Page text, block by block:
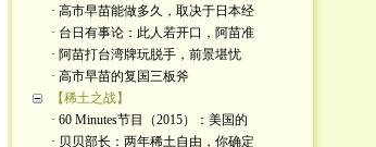
· 高市早苗能做多久，取决于日本经
· 台日有事论：此人若开口，阿苗准
· 阿苗打台湾牌玩脱手，前景堪忧
· 高市早苗的复国三板斧
【稀土之战】
· 60 Minutes节目（2015）：美国的
· 贝贝部长：两年稀土自由，你确定